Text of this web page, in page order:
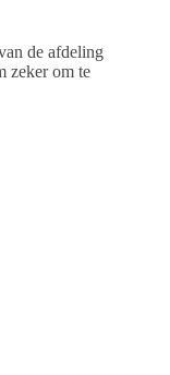
de afdeling
zeker om te